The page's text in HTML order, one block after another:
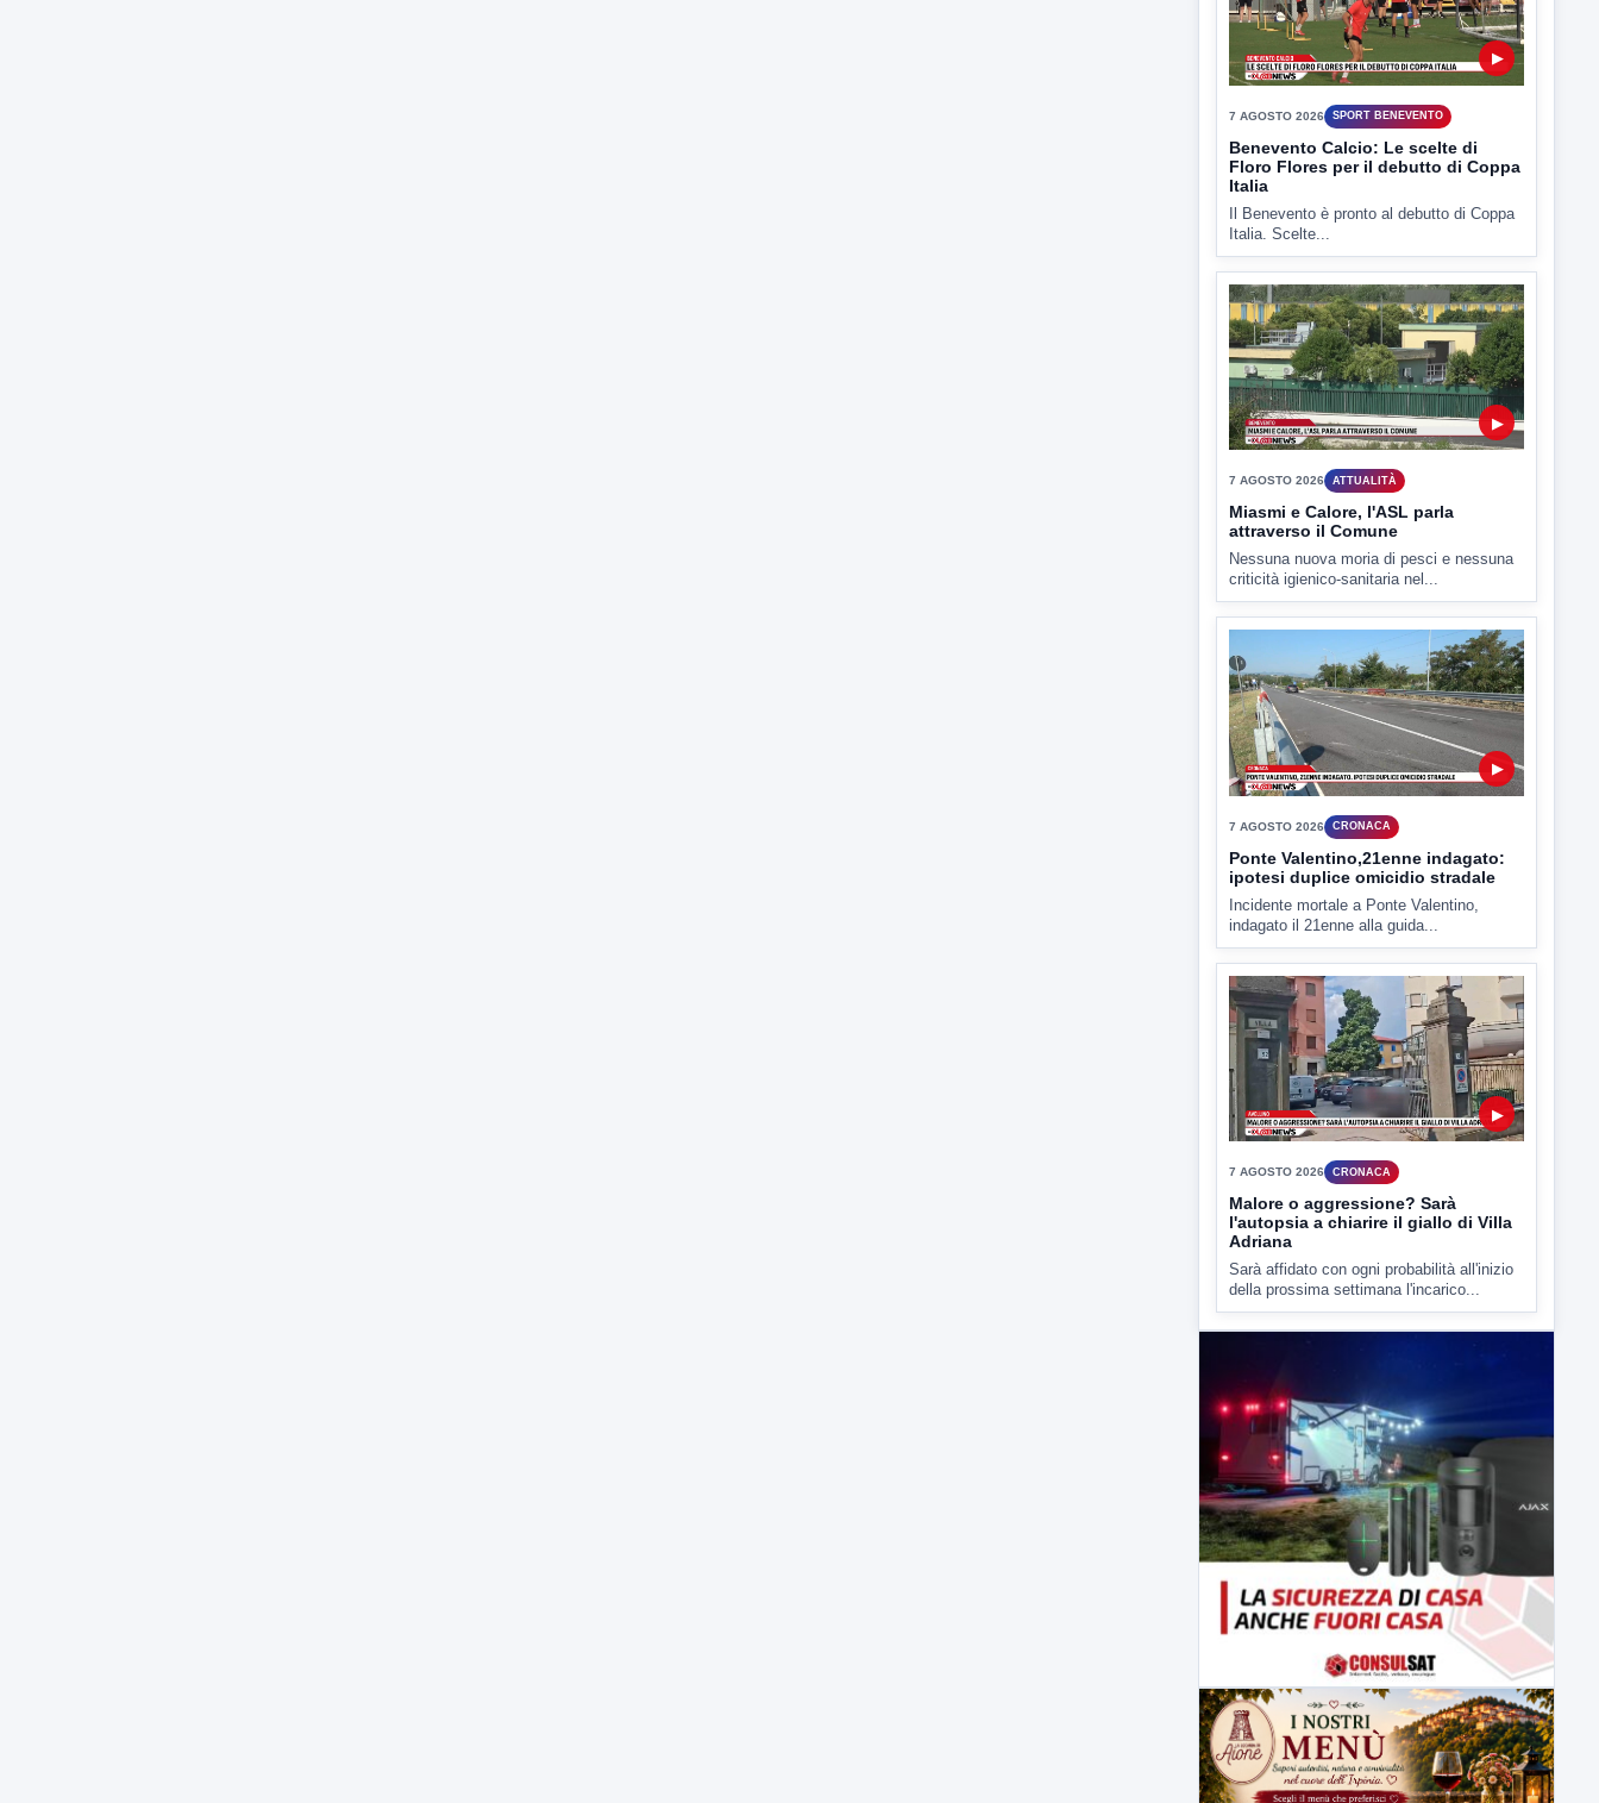
7 AGOSTO 2026 SPORT BENEVENTO
Benevento Calcio: Le scelte di
Floro Flores per il debutto di Coppa
Il Benevento è pronto al debutto di Coppa
Italia. Scelte...
▶
7 AGOSTO 2026 ATTUALITÀ
Miasmi e Calore, l'ASL parla
attraverso il Comune
Nessuna nuova moria di pesci e nessuna
criticità igienico-sanitaria nel...
▶
7 AGOSTO 2026
Ponte Valentino,21enne indagato:
ipotesi duplice omicidio stradale
Incidente mortale a Ponte Valentino,
indagato il 21enne alla guida...
▶
7 AGOSTO 2026 CRONACA
Malore o aggressione? Sarà
l'autopsia a chiarire il giallo di Villa
Sarà affidato con ogni probabilità all'inizio
della prossima settimana l'incarico...